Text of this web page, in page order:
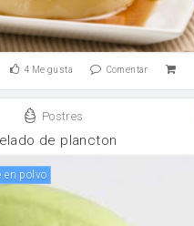
4 Me gusta Comentar
Postres
de plancton
en polvo